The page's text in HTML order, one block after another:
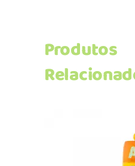
Produtos